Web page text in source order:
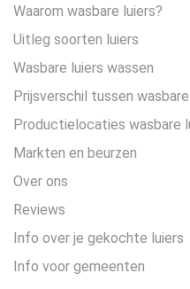
Waarom wasbare luiers?
Uitleg soorten luiers
Wasbare luiers wassen
Prijsverschil tussen
Productielocaties wasbare
Markten en beurzen
Over ons
Reviews
Info over je gekochte luiers
Info voor gemeenten